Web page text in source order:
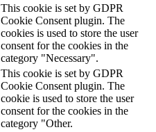
This cookie is set by GDPR
Cookie Consent plugin. The
cookies is used to store the user
consent for the cookies in the
category "Necessary".
This cookie is set by GDPR
Cookie Consent plugin. The
cookie is used to store the user
consent for the cookies in the
category "Other.